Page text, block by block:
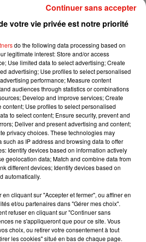
organiser de grosses fêtes jusqu’à
si la personne qui l’héberge a donné
intergénérationnel vous intéresse,
auprès des associations
ouun toit 2 générations.
5 août 2026
Benny Blanco invite Selena Gomez et
Becky G sur son nouveau single
4 août 2026
Tiny Desk invite Charlie Puth pour une
live session solaire
votre vie privée est notre priorité
do the following data processing based on
legitimate interest: Store and/or access
Use limited data to select advertising; Create
advertising; Use profiles to select personalised
performance; Measure content
audiences through statistics or combinations
Develop and improve services; Create
Use profiles to select personalised
to select content; Ensure security, prevent and
Deliver and present advertising and content;
privacy choices. These technologies may
such as IP address and browsing data to offer
Identify devices based on information actively
geolocation data; Match and combine data from
different devices; Identify devices based on
automatically.
en cliquant sur "Accepter et fermer", ou affiner en
et/ou partenaires dans "Gérer mes choix".
refuser en cliquant sur "Continuer sans
ne s'appliqueront que pour ce site. Vous
choix, ou retirer votre consentement à tout
les cookies" situé en bas de chaque page.
Continuer sans accepter